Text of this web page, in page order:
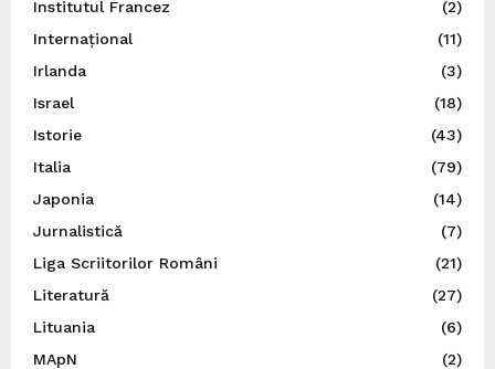
Institutul Francez
(2)
Internațional
(11)
Irlanda
(3)
Israel
(18)
Istorie
(43)
Italia
(79)
Japonia
(14)
Jurnalistică
(7)
Liga Scriitorilor Români
(21)
Literatură
(27)
Lituania
(6)
MApN
(2)